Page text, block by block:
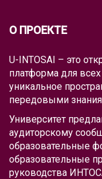
О ПРОЕКТЕ
U-INTOSAI – это
платформа для
уникальное
передовыми
Университет
аудиторскому
образовательные
образовательные
руководства